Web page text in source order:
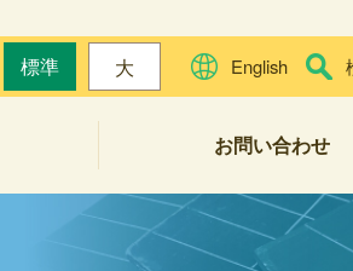
標準 大 English
お問い合わせ
よくある質問
お問い合わせフォーム